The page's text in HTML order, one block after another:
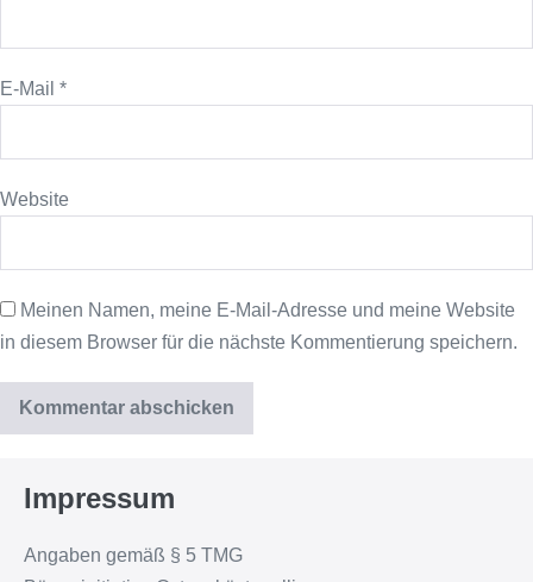
E-Mail *
Website
Meinen Namen, meine E-Mail-Adresse und meine Website
in diesem Browser für die nächste Kommentierung speichern.
Impressum
Angaben gemäß § 5 TMG